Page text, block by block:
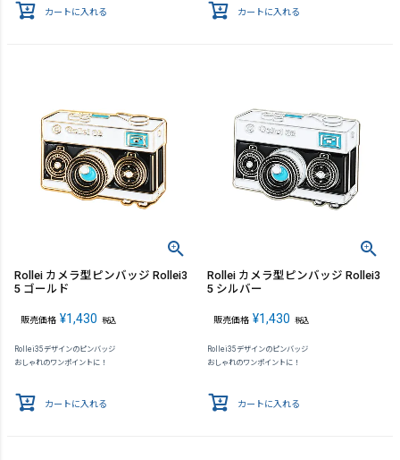
カートに入れる カートに入れる
Rollei カメラ型ピンバッジ Rollei3
5 ゴールド
販売価格 ¥1,430 税込
Rollei35デザインのピンバッジ
おしゃれのワンポイントに！
カートに入れる
Rollei カメラ型ピンバッジ Rollei3
5 シルバー
販売価格 ¥1,430 税込
Rollei35デザインのピンバッジ
おしゃれのワンポイントに！
カートに入れる